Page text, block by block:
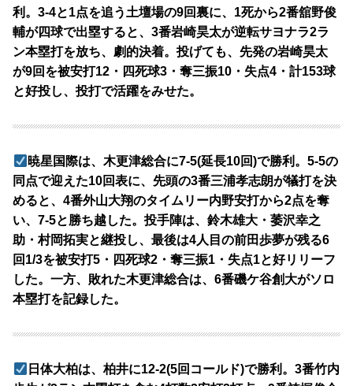
利。3-4と1点を追う土壇場の9回裏に、1死から2番舘野俊
輔が四球で出塁すると、3番岩崎昊太が逆転サヨナラ2ラ
ン本塁打を放ち、劇的決着。投げても、先発の岩崎昊太
が9回を被安打12・四死球3・奪三振10・失点4・計153球
と好投し、投打で活躍をみせた。
暁星国際は、木更津総合に7-5(延長10回)で勝利。5-5の
同点で迎えた10回表に、先頭の3番三浦孝志朗が犠打を決
めると、4番外山大翔のタイムリー内野安打から2点を奪
い、7-5と勝ち越した。投手陣は、鈴木雄大・萎沢幸之
助・村岡拓実と継投し、最後は4人目の前田歩夢が残る6
回1/3を被安打5・四死球2・奪三振1・失点1と好リリーフ
した。一方、敗れた木更津総合は、6番磯ケ谷創大がソロ
本塁打を記録した。
日体大柏は、柏井に12-2(5回コールド)で勝利。3番竹内